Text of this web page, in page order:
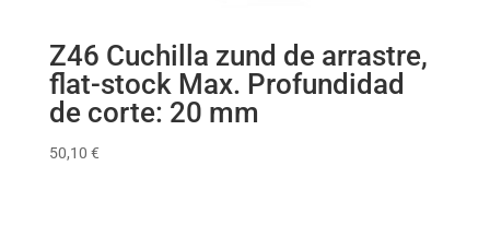
Z46 Cuchilla zund de arrastre,
flat-stock Max. Profundidad
de corte: 20 mm
50,10 €